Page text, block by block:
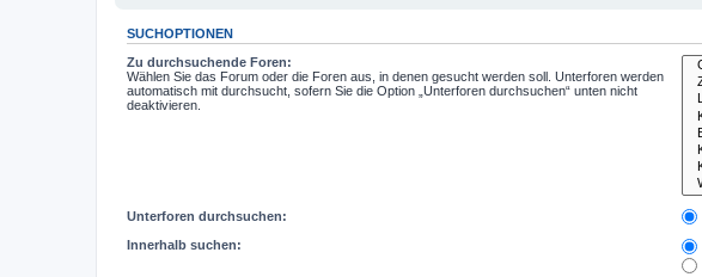
SUCHOPTIONEN
Zu durchsuchende Foren:
Wählen Sie das Forum oder die Foren aus, in denen gesucht werden soll. Unterforen werden
automatisch mit durchsucht, sofern Sie die Option „Unterforen durchsuchen“ unten nicht
deaktivieren.
Unterforen durchsuchen:
Innerhalb suchen: